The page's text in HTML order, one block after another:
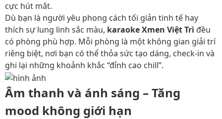
cực hút mắt.
Dù bạn là người yêu phong cách tối giản tinh tế hay
thích sự lung linh sắc màu, karaoke Xmen Việt Trì đều
có phòng phù hợp. Mỗi phòng là một không gian giải trí
riêng biệt, nơi bạn có thể thỏa sức tạo dáng, check-in và
ghi lại những khoảnh khắc “đỉnh cao chill”.
Âm thanh và ánh sáng – Tăng
mood không giới hạn